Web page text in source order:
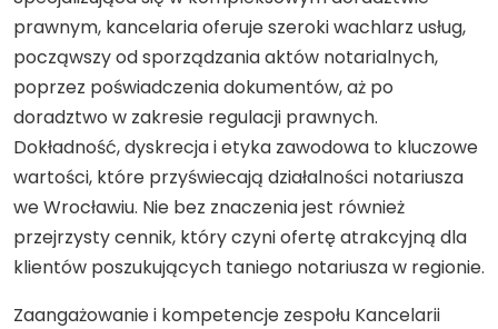
prawnym, kancelaria oferuje szeroki wachlarz usług,
począwszy od sporządzania aktów notarialnych,
poprzez poświadczenia dokumentów, aż po
doradztwo w zakresie regulacji prawnych.
Dokładność, dyskrecja i etyka zawodowa to kluczowe
wartości, które przyświecają działalności notariusza
we Wrocławiu. Nie bez znaczenia jest również
przejrzysty cennik, który czyni ofertę atrakcyjną dla
klientów poszukujących taniego notariusza w regionie.
Zaangażowanie i kompetencje zespołu Kancelarii